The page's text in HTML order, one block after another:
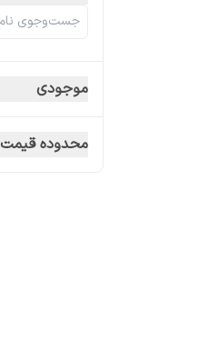
موجودی
محدوده قیمت